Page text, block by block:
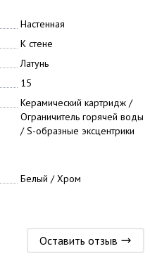
Настенная
К стене
Латунь
15
Керамический картридж /
Ограничитель горячей воды
/ S-образные эксцентрики
Белый / Хром
Оставить отзыв